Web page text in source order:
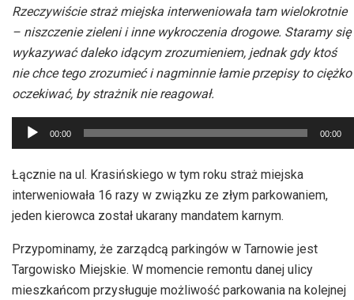
Rzeczywiście straż miejska interweniowała tam wielokrotnie
– niszczenie zieleni i inne wykroczenia drogowe. Staramy się
wykazywać daleko idącym zrozumieniem, jednak gdy ktoś
nie chce tego zrozumieć i nagminnie łamie przepisy to ciężko
oczekiwać, by strażnik nie reagował.
Odtwarzacz
plików
dźwiękowych
00:00 00:00
Łącznie na ul. Krasińskiego w tym roku straż miejska
interweniowała 16 razy w związku ze złym parkowaniem,
jeden kierowca został ukarany mandatem karnym.
Przypominamy, że zarządcą parkingów w Tarnowie jest
Targowisko Miejskie. W momencie remontu danej ulicy
mieszkańcom przysługuje możliwość parkowania na kolejnej